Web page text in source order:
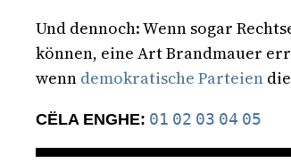
Und dennoch: Wenn sogar
können, eine Art Brandmauer
wenn demokratische Parteien
CËLA ENGHE: 01 02 03 04 05